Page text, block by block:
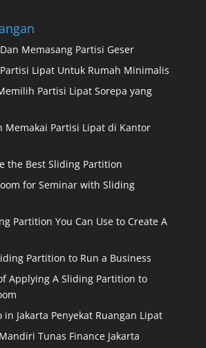
Memasang Partisi Geser
Lipat Untuk Rumah Minimalis
Partisi Lipat Sorepa yang
Memakai Partisi Lipat di Kantor
the Best Sliding Partition
for Seminar with Sliding
Partition You Can Use to Create A
Partition to Run a Business
Applying A Sliding Partition to
in Jakarta Penyekat Ruangan Lipat
Tunas Finance Jakarta